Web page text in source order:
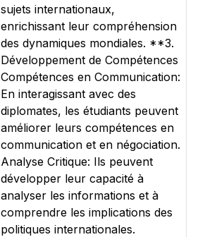
sujets internationaux,
enrichissant leur compréhension
des dynamiques mondiales. **3.
Développement de Compétences
Compétences en Communication:
En interagissant avec des
diplomates, les étudiants peuvent
améliorer leurs compétences en
communication et en négociation.
Analyse Critique: Ils peuvent
développer leur capacité à
analyser les informations et à
comprendre les implications des
politiques internationales.